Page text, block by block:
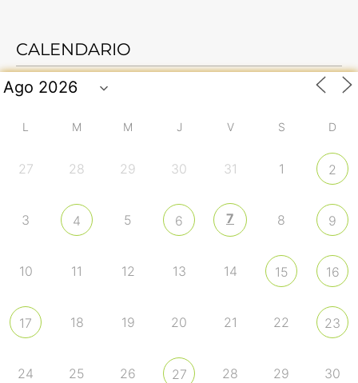
CALENDARIO
L M M J V S D
27 28 29 30 31 1 2
3 4 5 6 7 8 9
10 11 12 13 14 15 16
17 18 19 20 21 22 23
24 25 26 27 28 29 30